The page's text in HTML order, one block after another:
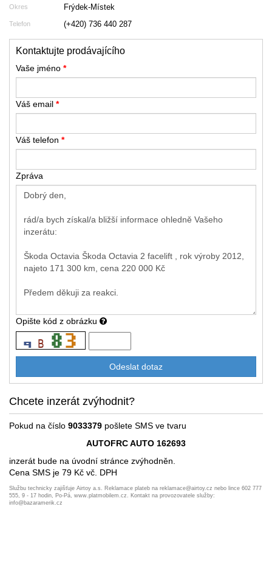
Okres Frýdek-Místek
Telefon (+420) 736 440 287
Kontaktujte prodávajícího
Vaše jméno *
Váš email *
Váš telefon *
Zpráva
Opište kód z obrázku
Chcete inzerát zvýhodnit?
Pokud na číslo 9033379 pošlete SMS ve tvaru
AUTOFRC AUTO 162693
inzerát bude na úvodní stránce zvýhodněn.
Cena SMS je 79 Kč vč. DPH
Službu technicky zajišťuje Airtoy a.s. Reklamace plateb na reklamace@airtoy.cz nebo lince 602 777
555, 9 - 17 hodin, Po-Pá, www.platmobilem.cz. Kontakt na provozovatele služby:
info@bazaramerik.cz